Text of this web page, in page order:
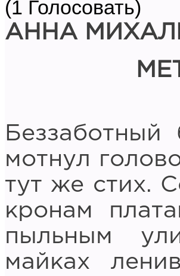
(1 Голосовать)
АННА
мотнул
тут же стих.
кронам
пыльным
майках